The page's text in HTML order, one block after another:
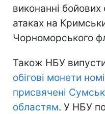
виконанні
атаках на
Чорноморського
Також НБУ
обігові монети
присвячені
областям. У НБУ